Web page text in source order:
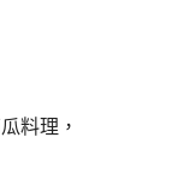
料理，